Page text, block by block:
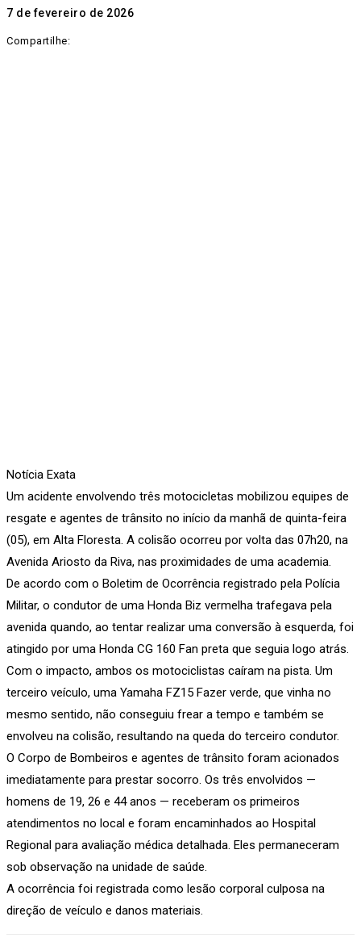
7 de fevereiro de 2026
Compartilhe:
Notícia Exata
Um acidente envolvendo três motocicletas mobilizou equipes de
resgate e agentes de trânsito no início da manhã de quinta-feira
(05), em Alta Floresta. A colisão ocorreu por volta das 07h20, na
Avenida Ariosto da Riva, nas proximidades de uma academia.
De acordo com o Boletim de Ocorrência registrado pela Polícia
Militar, o condutor de uma Honda Biz vermelha trafegava pela
avenida quando, ao tentar realizar uma conversão à esquerda, foi
atingido por uma Honda CG 160 Fan preta que seguia logo atrás.
Com o impacto, ambos os motociclistas caíram na pista. Um
terceiro veículo, uma Yamaha FZ15 Fazer verde, que vinha no
mesmo sentido, não conseguiu frear a tempo e também se
envolveu na colisão, resultando na queda do terceiro condutor.
O Corpo de Bombeiros e agentes de trânsito foram acionados
imediatamente para prestar socorro. Os três envolvidos —
homens de 19, 26 e 44 anos — receberam os primeiros
atendimentos no local e foram encaminhados ao Hospital
Regional para avaliação médica detalhada. Eles permaneceram
sob observação na unidade de saúde.
A ocorrência foi registrada como lesão corporal culposa na
direção de veículo e danos materiais.